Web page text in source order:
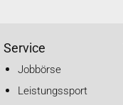
Service
Jobbörse
Leistungssport